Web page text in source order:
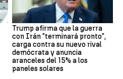
Trump afirma que la guerra
con Irán "terminará pronto",
carga contra su nuevo rival
demócrata y anuncia
aranceles del 15% a los
paneles solares